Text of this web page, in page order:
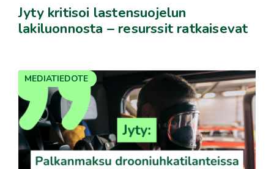
Jyty kritisoi lastensuojelun
lakiluonnosta – resurssit ratkaisevat
MEDIATIEDOTE